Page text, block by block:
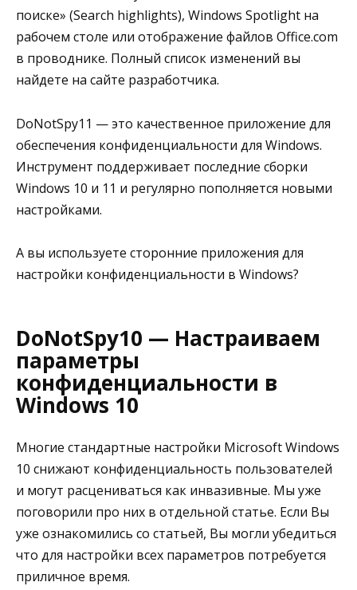
поиске» (Search highlights), Windows Spotlight на
рабочем столе или отображение файлов Office.com
в проводнике. Полный список изменений вы
найдете на сайте разработчика.
DoNotSpy11 — это качественное приложение для
обеспечения конфиденциальности для Windows.
Инструмент поддерживает последние сборки
Windows 10 и 11 и регулярно пополняется новыми
настройками.
А вы используете сторонние приложения для
настройки конфиденциальности в Windows?
DoNotSpy10 — Настраиваем
параметры
конфиденциальности в
Windows 10
Многие стандартные настройки Microsoft Windows
10 снижают конфиденциальность пользователей
и могут расцениваться как инвазивные. Мы уже
поговорили про них в отдельной статье. Если Вы
уже ознакомились со статьей, Вы могли убедиться
что для настройки всех параметров потребуется
приличное время.